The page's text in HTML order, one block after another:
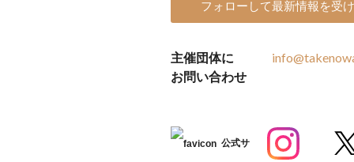
フォローして最新情報を受
主催団体に
お問い合わせ
公式サ